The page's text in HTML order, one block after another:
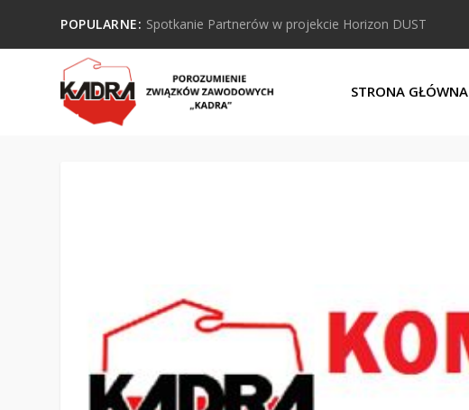
POPULARNE: Spotkanie Partnerów w projekcie Horizon DUST
STRONA GŁÓWNA